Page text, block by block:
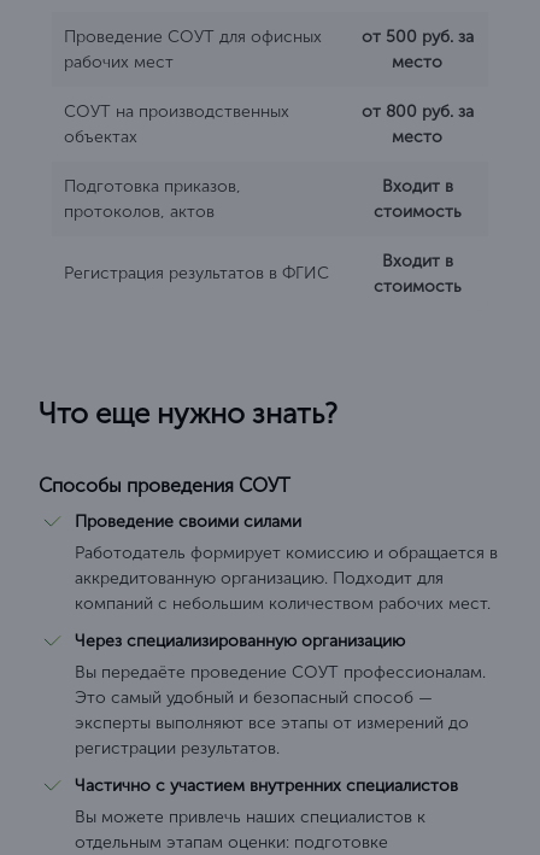
Проведение СОУТ для офисных
рабочих мест
от 500 руб. за
место
СОУТ на производственных
объектах
от 800 руб. за
место
Подготовка приказов,
протоколов, актов
Входит в
стоимость
Регистрация результатов в ФГИС
Входит в
стоимость
Что еще нужно знать?
Способы проведения СОУТ
Проведение своими силами
Работодатель формирует комиссию и обращается в
аккредитованную организацию. Подходит для
компаний с небольшим количеством рабочих мест.
Через специализированную организацию
Вы передаёте проведение СОУТ профессионалам.
Это самый удобный и безопасный способ —
эксперты выполняют все этапы от измерений до
регистрации результатов.
Частично с участием внутренних специалистов
Вы можете привлечь наших специалистов к
отдельным этапам оценки: подготовке